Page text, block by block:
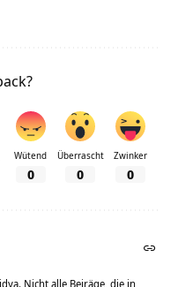
Wütend
0
Überrascht
0
Zwinker
0
Nicht alle Beiräge, die in